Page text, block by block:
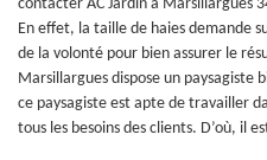
contacter AC Jardin à Marsillargues
En effet, la taille de haies demande
de la volonté pour bien assurer le
Marsillargues dispose un paysagiste
ce paysagiste est apte de travailler
tous les besoins des clients. D’où, il